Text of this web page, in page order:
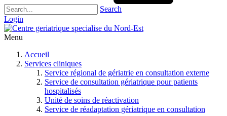
Search
Login
Menu
Accueil
Services cliniques
Service régional de gériatrie en consultation externe
Service de consultation gériatrique pour patients
hospitalisés
Unité de soins de réactivation
Service de réadaptation gériatrique en consultation